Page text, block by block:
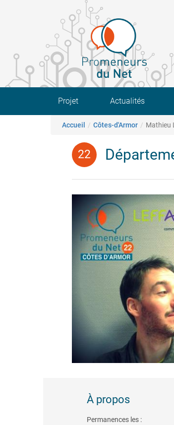
Main navigation
Projet Actualités
Fil d'Ariane
Accueil Côtes-d'Armor Mathieu
À propos
Permanences les :